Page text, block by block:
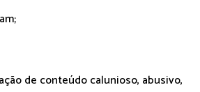
de conteúdo calunioso, abusivo,